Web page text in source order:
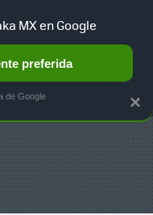
AUTO TERRITORIO
×
MX en Google
preferida
de Google